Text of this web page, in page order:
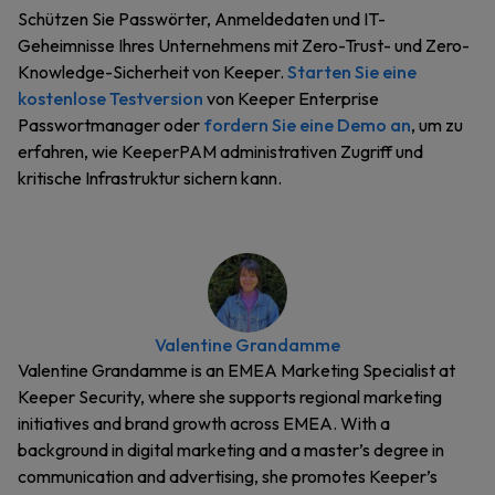
Schützen Sie Passwörter, Anmeldedaten und IT-
Geheimnisse Ihres Unternehmens mit Zero-Trust- und Zero-
Knowledge-Sicherheit von Keeper. Starten Sie eine
kostenlose Testversion von Keeper Enterprise
Passwortmanager oder fordern Sie eine Demo an, um zu
erfahren, wie KeeperPAM administrativen Zugriff und
kritische Infrastruktur sichern kann.
Valentine Grandamme
Valentine Grandamme is an EMEA Marketing Specialist at
Keeper Security, where she supports regional marketing
initiatives and brand growth across EMEA. With a
background in digital marketing and a master’s degree in
communication and advertising, she promotes Keeper’s